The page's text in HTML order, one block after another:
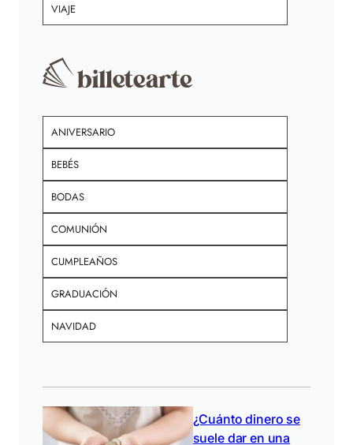
VIAJE
ANIVERSARIO
BEBÉS
BODAS
COMUNIÓN
CUMPLEAÑOS
GRADUACIÓN
NAVIDAD
¿Cuánto dinero se
suele dar en una